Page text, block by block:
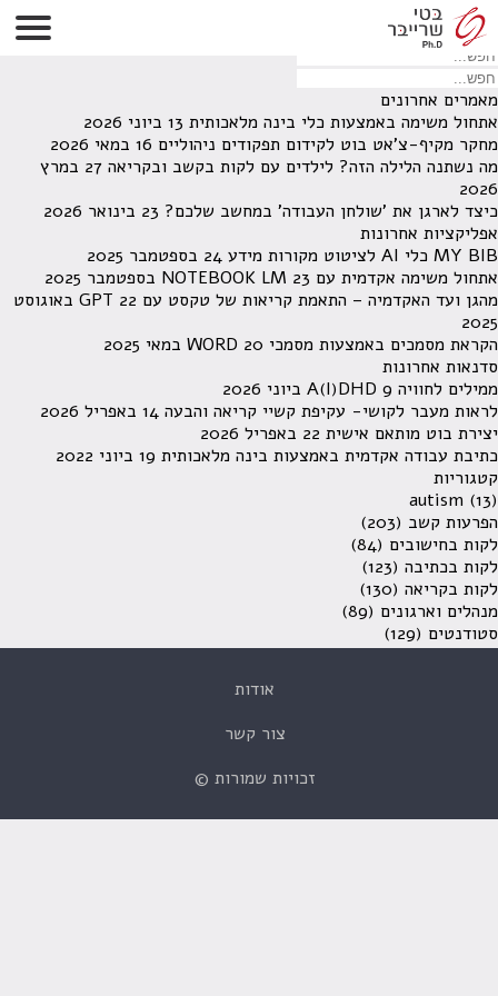
לא נמצאו תוצאות תחת קטגוריה זו.
מחפש משהו מסויים? השתמש בחיפוש
מאמרים אחרונים
אתחול משימה באמצעות כלי בינה מלאכותית 13 ביוני 2026
מחקר מקיף-צ'אט בוט לקידום תפקודים ניהוליים 16 במאי 2026
מה נשתנה הלילה הזה? לילדים עם לקות בקשב ובקריאה
27 במרץ
2026
כיצד לארגן את 'שולחן העבודה' במחשב שלכם? 23 בינואר 2026
אפליקציות אחרונות
MY BIB כלי AI לציטוט מקורות מידע
24 בספטמבר 2025
אתחול משימה אקדמית עם NOTEBOOK LM 23 בספטמבר 2025
מהגן ועד האקדמיה – התאמת קריאות של טקסט עם GPT
22 באוגוסט
2025
הקראת מסמכים באמצעות מסמכי WORD 20 במאי 2025
סדנאות אחרונות
ממילים לחוויה A(I)DHD 9 ביוני 2026
לראות מעבר לקושי- עקיפת קשיי קריאה והבעה 14 באפריל 2026
יצירת בוט מותאם אישית 22 באפריל 2026
כתיבת עבודה אקדמית באמצעות בינה מלאכותית 19 ביוני 2022
קטגוריות
autism (13)
הפרעות קשב (203)
לקות בחישובים (84)
לקות בכתיבה (123)
לקות בקריאה (130)
מנהלים וארגונים (89)
סטודנטים (129)
אודות
צור קשר
זכויות שמורות ©